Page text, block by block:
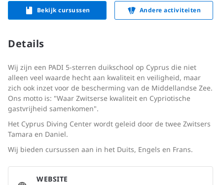
Bekijk cursussen Andere activiteiten
Details
Wij zijn een PADI 5-sterren duikschool op Cyprus die niet
alleen veel waarde hecht aan kwaliteit en veiligheid, maar
zich ook inzet voor de bescherming van de Middellandse Zee.
Ons motto is: "Waar Zwitserse kwaliteit en Cypriotische
gastvrijheid samenkomen".
Het Cyprus Diving Center wordt geleid door de twee Zwitsers
Tamara en Daniel.
Wij bieden cursussen aan in het Duits, Engels en Frans.
WEBSITE